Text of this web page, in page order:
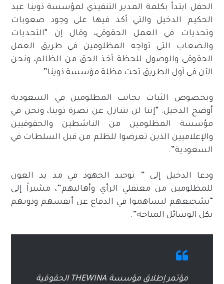
الحفل ابتدأ بكلمة المدير التنفيذي لمؤسسة ذوينا عبد
الحكيم الدخيل والتي أكد فيها على وجود صعوبات
وتحديات في العمل الحقوقي، وقال إن “التحديات
والصعاب التي تواجه المظلومين في طريق العمل
الحقوقي والوصول للحظة أخذ الحق من الظالم، ونحن
الآن في أول الطريق تحت مظلة مؤسسة ذوينا”.
وبخصوص الثبات بجانب المظلومين في السعودية
أوضح الدخيل: “إننا لن نتنازل عن نصرة ذوينا، ونحن في
مؤسسة المظلومين من الناشطين والحقوقيين
والإعلاميين الذين تعرضوا للظلم من قبل السلطات في
السعودية”.
ودعا الدخيل إلى ” توحيد الجهود في مد يد العون
للمظلومين من معتقلي الرأي وأهاليهم”، مشيراً إلى
“تشجيعهم ليساهموا في الدفاع عن أنفسهم وذويهم
بكل الوسائل المتاحة”.
مؤتمر إطلاق مؤسسة THEWINA الحقوقية